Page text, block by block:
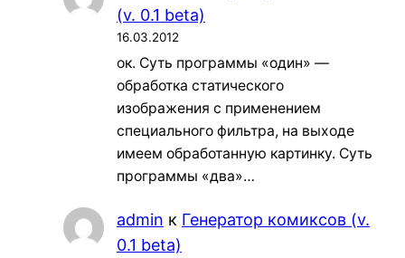
(v. 0.1 beta)
16.03.2012
ок. Суть программы «один» —
обработка статического
изображения с применением
специального фильтра, на выходе
имеем обработанную картинку. Суть
программы «два»…
admin к Генератор комиксов (v.
0.1 beta)